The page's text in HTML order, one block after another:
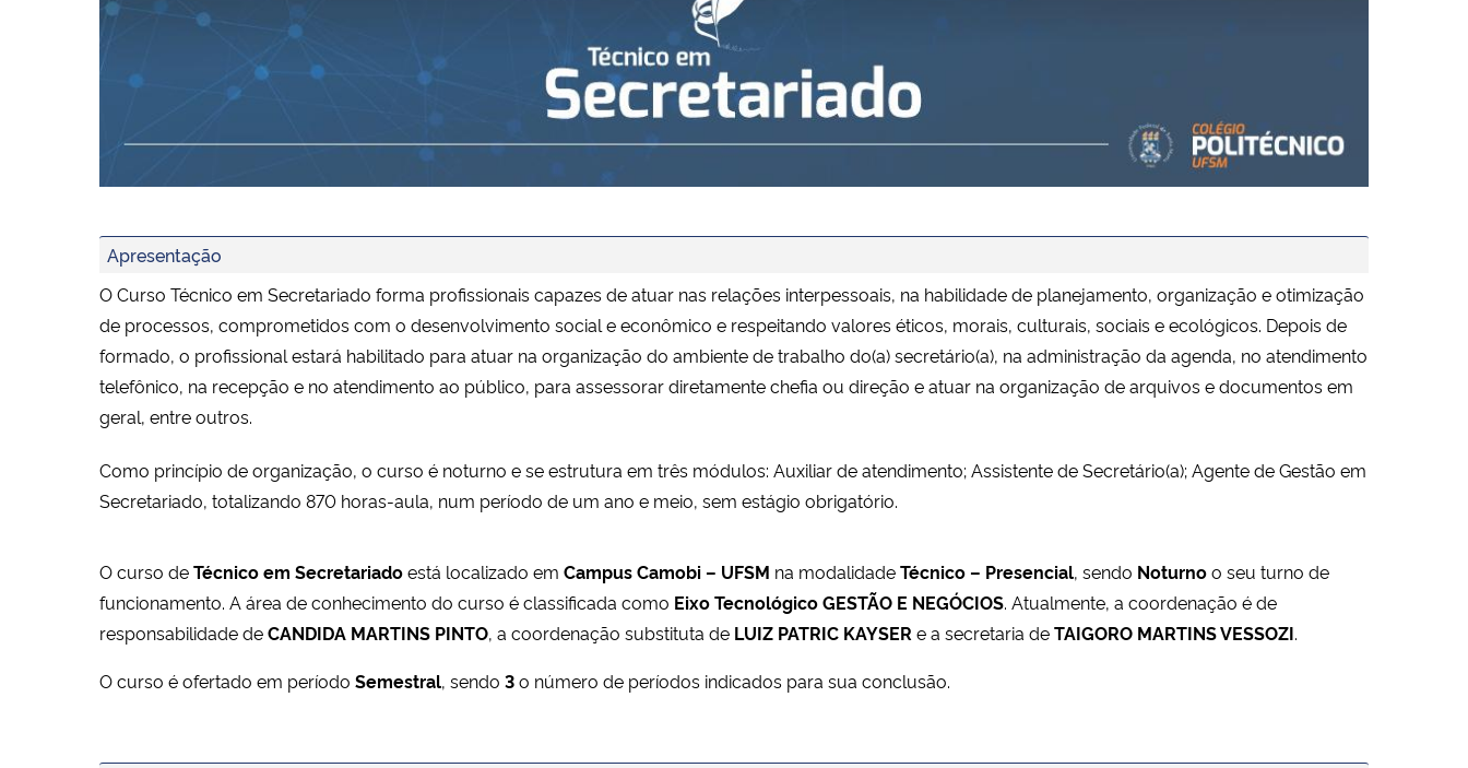
Apresentação
O Curso Técnico em Secretariado forma profissionais capazes de atuar nas relações interpessoais, na habilidade de planejamento, organização e otimização
de processos, comprometidos com o desenvolvimento social e econômico e respeitando valores éticos, morais, culturais, sociais e ecológicos. Depois de
formado, o profissional estará habilitado para atuar na organização do ambiente de trabalho do(a) secretário(a), na administração da agenda, no atendimento
telefônico, na recepção e no atendimento ao público, para assessorar diretamente chefia ou direção e atuar na organização de arquivos e documentos em
geral, entre outros.
Como princípio de organização, o curso é noturno e se estrutura em três módulos: Auxiliar de atendimento; Assistente de Secretário(a); Agente de Gestão em
Secretariado, totalizando 870 horas-aula, num período de um ano e meio, sem estágio obrigatório.
O curso deTécnico em Secretariadoestá localizado em Campus Camobi – UFSM na modalidadeTécnico – Presencial, sendo Noturnoo seu turno de
funcionamento. A área de conhecimento do curso é classificada como Eixo Tecnológico GESTÃO E NEGÓCIOS. Atualmente, a coordenação é de
responsabilidade deCANDIDA MARTINS PINTO, a coordenação substituta de LUIZ PATRIC KAYSER e a secretaria deTAIGORO MARTINS VESSOZI.
O curso é ofertado em período Semestral, sendo 3o número de períodos indicados para sua conclusão.